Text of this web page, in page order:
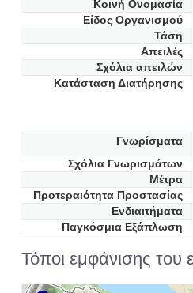
Κοινή Ονομασία
Είδος Οργανισμού
Τάση
Απειλές
Σχόλια απειλών
Κατάσταση Διατήρησης
Γνωρίσματα
Σχόλια Γνωρισμάτων
Μέτρα
Προτεραιότητα Προστασίας
Ενδιαιτήματα
Παγκόσμια Εξάπλωση
Τόποι εμφάνισης του